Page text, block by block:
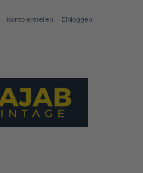
Konto erstellen Einloggen